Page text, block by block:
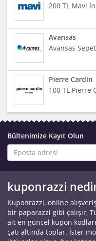
200 TL Mavi
Avansas
Avansas
Pierre Cardin
100 TL Pierre
Bültenimize Kayıt Olun
kuponrazzi
Kuponrazzi, online
bir paparazzi gibi çalışır,
ait en güncel kupon
çatı altında toplar. İster